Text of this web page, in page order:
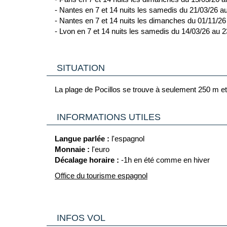
- Nantes en 7 et 14 nuits les samedis du 21/03/26
- Nantes en 7 et 14 nuits les dimanches du 01/11/
- Lyon en 7 et 14 nuits les samedis du 14/03/26 au
Un transfert aller/retour est prévu jusqu'à votre
conseillons vivement d'assister. Il vous présentera
Pour les autres départs :
Vos transferts se feront sans l'assistance d'un
sortez à droite et suivez la direction "Bus". Vous
L'attente sera de 01H00 maximum.
Pour votre transfert retour, les horaires vous
SITUATION
La plage de Pocillos se trouve à seulement 250 m
INFORMATIONS UTILES
Langue parlée : l'espagnol
Monnaie : l'euro
Décalage horaire : -1h en été comme en hiver
Office du tourisme espagnol
delà de23-24 °C
INFOS VOL